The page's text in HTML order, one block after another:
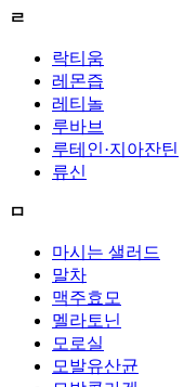
ㄹ
락티움
레몬즙
레티놀
루바브
루테인·지아잔틴
류신
ㅁ
마시는 샐러드
말차
맥주효모
멜라토닌
모로실
모발유산균